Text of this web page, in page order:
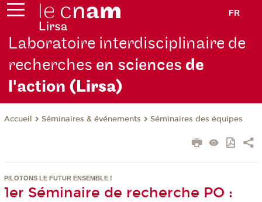
FR
Laboratoire interdisciplinaire de
recherches en sciencesde
l'action (Lirsa)
Accueil Séminaires & événements Séminaires des équipes
PILOTONS LE FUTUR ENSEMBLE !
1er Séminaire de recherche PO :